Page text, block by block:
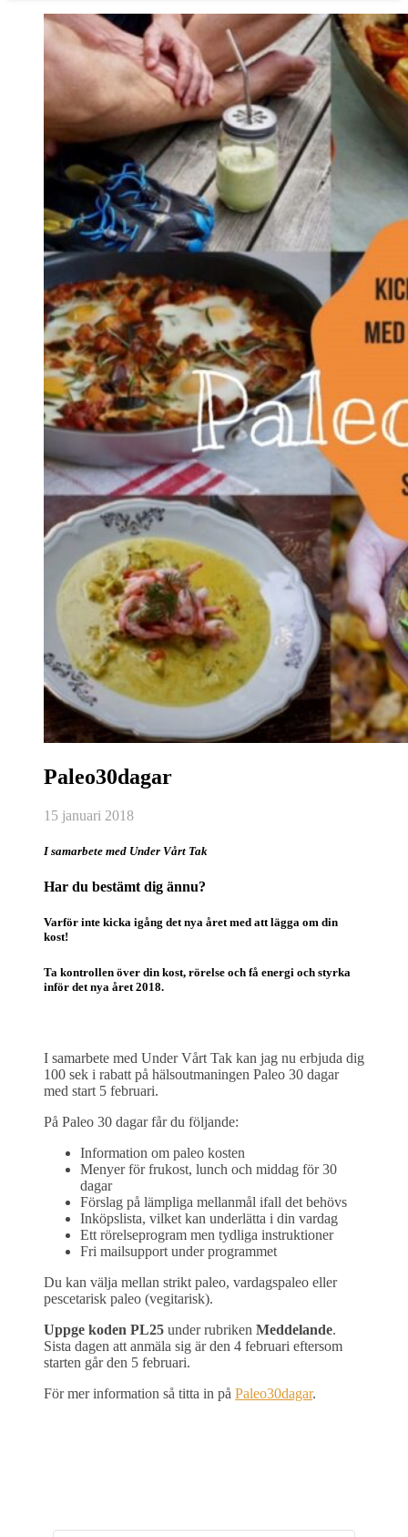
Paleo30dagar
15 januari 2018
I samarbete med Under Vårt Tak
Har du bestämt dig ännu?
Varför inte kicka igång det nya året med att lägga om din
kost!
Ta kontrollen över din kost, rörelse och få energi och styrka
inför det nya året 2018.
I samarbete med Under Vårt Tak kan jag nu erbjuda dig
100 sek i rabatt på hälsoutmaningen Paleo 30 dagar
med start 5 februari.
På Paleo 30 dagar får du följande:
Information om paleo kosten
Menyer för frukost, lunch och middag för 30
dagar
Förslag på lämpliga mellanmål ifall det behövs
Inköpslista, vilket kan underlätta i din vardag
Ett rörelseprogram men tydliga instruktioner
Fri mailsupport under programmet
Du kan välja mellan strikt paleo, vardagspaleo eller
pescetarisk paleo (vegitarisk).
Uppge koden PL25 under rubriken Meddelande.
Sista dagen att anmäla sig är den 4 februari eftersom
starten går den 5 februari.
För mer information så titta in på Paleo30dagar.